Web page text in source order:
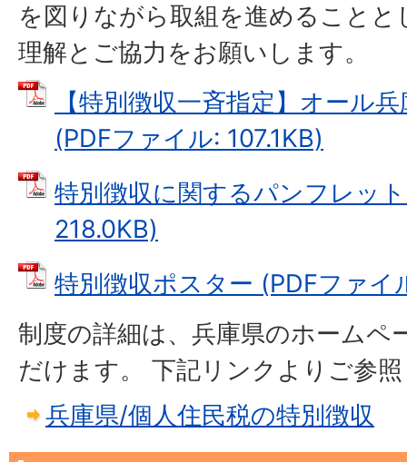
を図りながら取組を進めること
理解とご協力をお願いします。
【特別徴収一斉指定】オール
(PDFファイル: 107.1KB)
特別徴収に関するパンフレッ
218.0KB)
特別徴収ポスター (PDFファイ
制度の詳細は、兵庫県のホームペ
だけます。 下記リンクよりご参
兵庫県/個人住民税の特別徴収